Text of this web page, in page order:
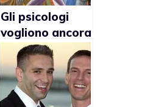
Gli psicologi
vogliono ancora
curare
l’omosessualità
?